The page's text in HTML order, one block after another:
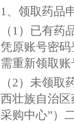
1、领取药品
（1）已有
凭原账号密
需重新领取
（2）未领
西壮族自治
采购中心”）